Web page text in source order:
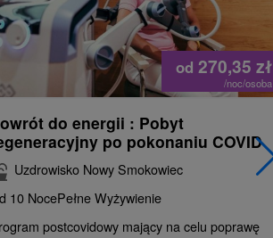
od 270,35 zł
/noc/osoba
do energii : Pobyt
po pokonaniu COVID
Uzdrowisko Nowy Smokowiec
10 NocePełne Wyżywienie
postcovidowy mający na celu poprawę